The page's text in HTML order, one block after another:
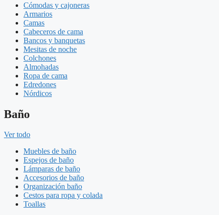
Cómodas y cajoneras
Armarios
Camas
Cabeceros de cama
Bancos y banquetas
Mesitas de noche
Colchones
Almohadas
Ropa de cama
Edredones
Nórdicos
Baño
Ver todo
Muebles de baño
Espejos de baño
Lámparas de baño
Accesorios de baño
Organización baño
Cestos para ropa y colada
Toallas